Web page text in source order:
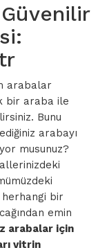
arabalar
bir araba ile
Bunu
arabayı
musunuz?
herhangi bir
emin
arabalar için
vitrin